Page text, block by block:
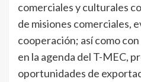
comerciales y culturales
de misiones comerciales,
cooperación; así como
en la agenda del T-MEC,
oportunidades de